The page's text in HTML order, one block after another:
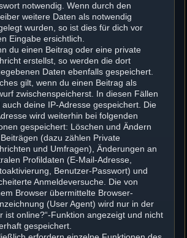
notwendig. Wenn durch den
weitere Daten als notwendig
wurden, so ist dies für dich vor
Eingabe ersichtlich.
du einen Beitrag oder eine private
erstellst, so werden die dort
Daten ebenfalls gespeichert.
gilt, wenn du einen Beitrag als
zwischenspeicherst. In diesen Fällen
auch deine IP-Adresse gespeichert. Die
wird weiterhin bei folgenden
gespeichert: Löschen und Ändern
(dazu zählen Private
und Umfragen), Änderungen an
Profildaten (E-Mail-Adresse,
Benutzer-Passwort) und
Anmeldeversuche. Die von
Browser übermittelte Browser-
(User Agent) wird nur in der
ist online?“-Funktion angezeigt und nicht
gespeichert.